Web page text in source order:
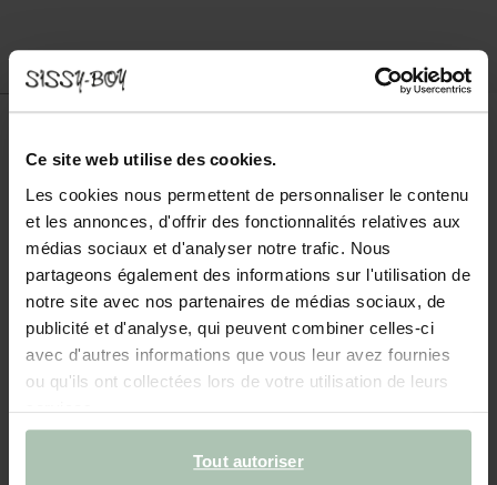
Ce site web utilise des cookies.
Les cookies nous permettent de personnaliser le contenu
et les annonces, d'offrir des fonctionnalités relatives aux
médias sociaux et d'analyser notre trafic. Nous
partageons également des informations sur l'utilisation de
notre site avec nos partenaires de médias sociaux, de
publicité et d'analyse, qui peuvent combiner celles-ci
avec d'autres informations que vous leur avez fournies
ou qu'ils ont collectées lors de votre utilisation de leurs
services.
Tout autoriser
Taille sélectionnée: Onesize